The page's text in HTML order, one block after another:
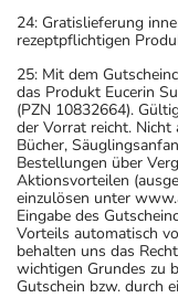
24: Gratislieferung
rezeptpflichtigen
25: Mit dem
das Produkt Eucerin
(PZN 10832664).
der Vorrat reicht.
Bücher,
Bestellungen über
Aktionsvorteilen
einzulösen unter
Eingabe des
Vorteils automatisch
behalten uns das
wichtigen Grundes zu
Gutschein bzw. durch